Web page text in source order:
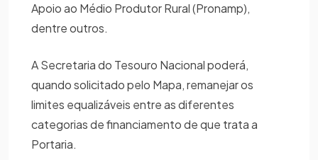
Apoio ao Médio Produtor Rural (Pronamp),
dentre outros.
A Secretaria do Tesouro Nacional poderá,
quando solicitado pelo Mapa, remanejar os
limites equalizáveis entre as diferentes
categorias de financiamento de que trata a
Portaria.